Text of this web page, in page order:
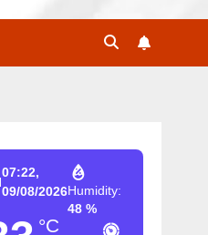
07:22,
09/08/2026
°C
Humidity:
48 %